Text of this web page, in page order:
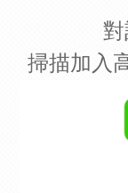
對
掃描加入